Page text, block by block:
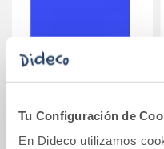
Tu Configuración de
En Dideco utilizamos
azul oscuro 150
gramos